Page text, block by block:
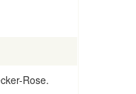
Rose.